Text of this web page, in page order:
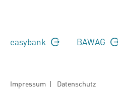
easybank BAWAG
Impressum | Datenschutz